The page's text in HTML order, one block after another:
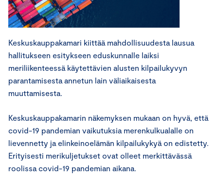
Keskuskauppakamari kiittää mahdollisuudesta lausua
hallitukseen esitykseen eduskunnalle laiksi
meriliikenteessä käytettävien alusten kilpailukyvyn
parantamisesta annetun lain väliaikaisesta
muuttamisesta.
Keskuskauppakamarin näkemyksen mukaan on hyvä, että
covid-19 pandemian vaikutuksia merenkulkualalle on
lievennetty ja elinkeinoelämän kilpailukykyä on edistetty.
Erityisesti merikuljetukset ovat olleet merkittävässä
roolissa covid-19 pandemian aikana.